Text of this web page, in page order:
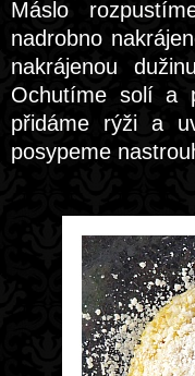
Máslo
nadrobno
nakrájenou
Ochutíme solí a
přidáme rýži a
posypeme